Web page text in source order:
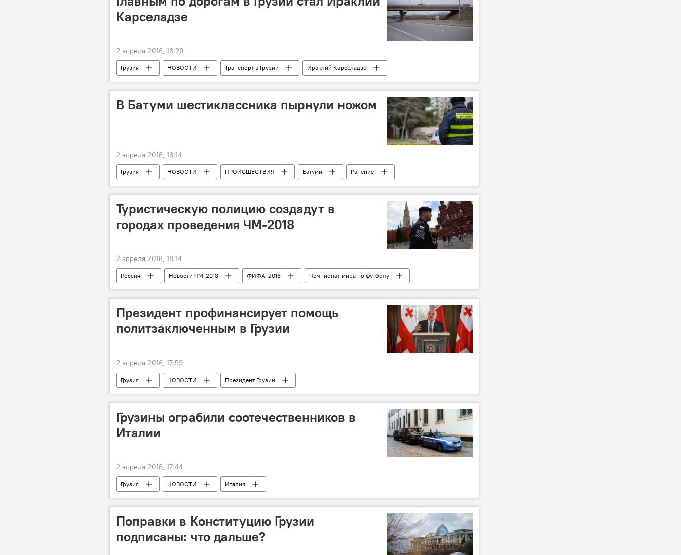
Карселадзе
2 апреля 2018, 18:29
Грузия НОВОСТИ Транспорт в Грузии Ираклий Карселадзе
В Батуми шестиклассника пырнули ножом
2 апреля 2018, 18:14
Грузия НОВОСТИ ПРОИСШЕСТВИЯ Батуми
Ранение
Криминал в Грузии 2017-2018
Туристическую полицию создадут в
городах проведения ЧМ-2018
2 апреля 2018, 18:14
Россия Новости ЧМ-2018 ФИФА-2018 Чемпионат мира по футболу
Президент профинансирует помощь
политзаключенным в Грузии
2 апреля 2018, 17:59
Грузия НОВОСТИ Президент Грузии
Грузины ограбили соотечественников в
Италии
2 апреля 2018, 17:44
Грузия НОВОСТИ Италия
Поправки в Конституцию Грузии
подписаны: что дальше?